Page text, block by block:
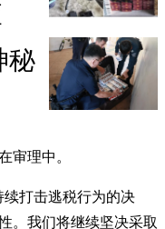
秘
审理中。
续打击逃税行为的决
。我们将继续坚决采取